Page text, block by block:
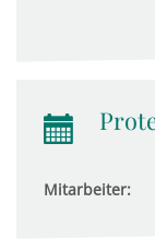
Mitarbeiter: